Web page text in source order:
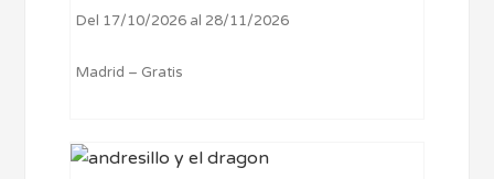
Del 17/10/2026 al 28/11/2026
Madrid – Gratis